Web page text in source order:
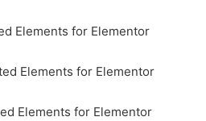
Elements for Elementor
Elements for Elementor
Elements for Elementor